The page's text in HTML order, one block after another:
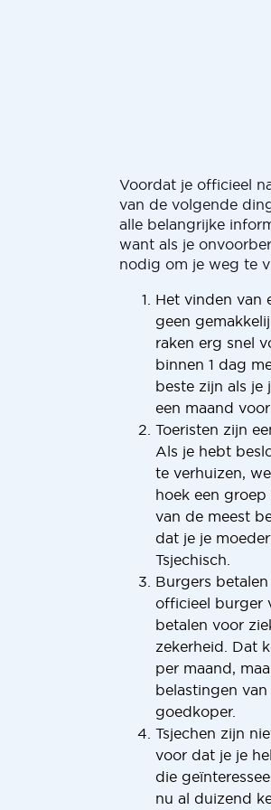
Voordat je officieel
van de volgende
alle belangrijke
want als je
nodig om je weg te
Het vinden van
geen
raken erg snel
binnen 1 dag
beste zijn als je
een maand
Toeristen zijn
Als je hebt
te verhuizen,
hoek een
van de meest
dat je je
Tsjechisch.
Burgers
officieel burger
betalen voor
zekerheid. Dat
per maand,
belastingen
goedkoper.
Tsjechen zijn
voor dat je je
die
nu al duizend